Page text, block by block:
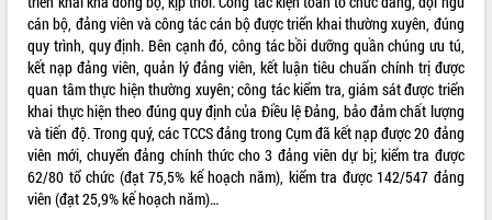
LIÊN KẾT WEB
cán bộ, đảng viên và công tác cán bộ được triển khai thường xuyên, đúng
quy trình, quy định. Bên cạnh đó, công tác bồi dưỡng quần chúng ưu tú,
kết nạp đảng viên, quản lý đảng viên, kết luận tiêu chuẩn chính trị được
quan tâm thực hiện thường xuyên; công tác kiểm tra, giám sát được triển
khai thực hiện theo đúng quy định của Điều lệ Đảng, bảo đảm chất lượng
và tiến độ. Trong quý, các TCCS đảng trong Cụm đã kết nạp được 20 đảng
viên mới, chuyển đảng chính thức cho 3 đảng viên dự bị; kiểm tra được
62/80 tổ chức (đạt 75,5% kế hoạch năm), kiểm tra được 142/547 đảng
viên (đạt 25,9% kế hoạch năm)…